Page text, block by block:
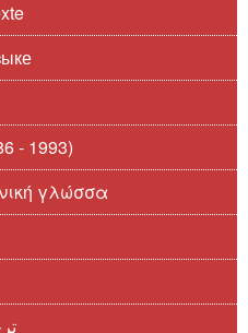
- 1993)
γλώσσα